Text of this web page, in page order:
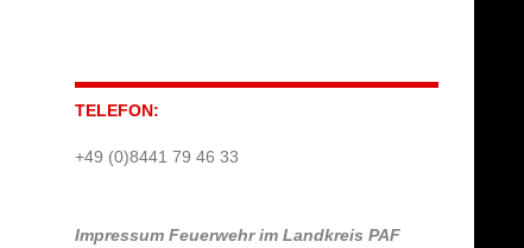
TELEFON:
+49 (0)8441 79 46 33
Impressum Feuerwehr im Landkreis PAF